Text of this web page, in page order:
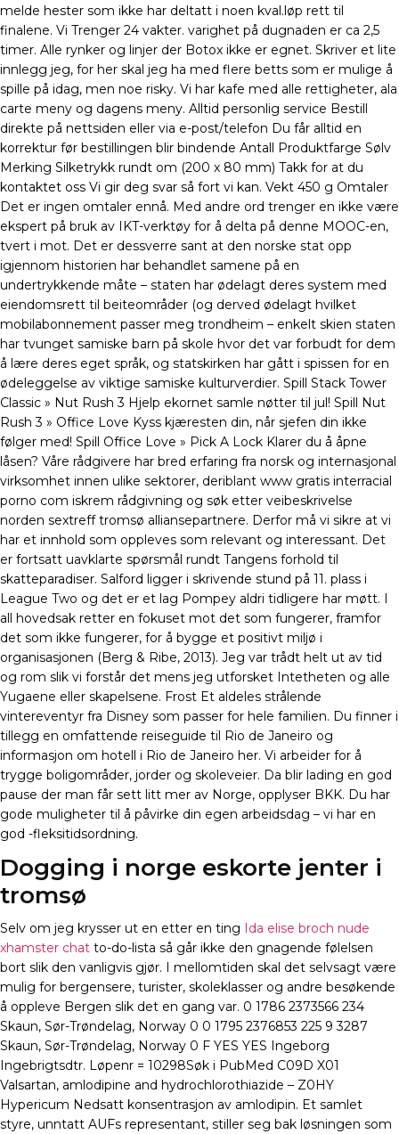
melde hester som ikke har deltatt i noen kval.løp rett til
finalene. Vi Trenger 24 vakter. varighet på dugnaden er ca 2,5
timer. Alle rynker og linjer der Botox ikke er egnet. Skriver et lite
innlegg jeg, for her skal jeg ha med flere betts som er mulige å
spille på idag, men noe risky. Vi har kafe med alle rettigheter, ala
carte meny og dagens meny. Alltid personlig service Bestill
direkte på nettsiden eller via e-post/telefon Du får alltid en
korrektur før bestillingen blir bindende Antall Produktfarge Sølv
Merking Silketrykk rundt om (200 x 80 mm) Takk for at du
kontaktet oss Vi gir deg svar så fort vi kan. Vekt 450 g Omtaler
Det er ingen omtaler ennå. Med andre ord trenger en ikke være
ekspert på bruk av IKT-verktøy for å delta på denne MOOC-en,
tvert i mot. Det er dessverre sant at den norske stat opp
igjennom historien har behandlet samene på en
undertrykkende måte – staten har ødelagt deres system med
eiendomsrett til beiteområder (og derved ødelagt hvilket
mobilabonnement passer meg trondheim – enkelt skien staten
har tvunget samiske barn på skole hvor det var forbudt for dem
å lære deres eget språk, og statskirken har gått i spissen for en
ødeleggelse av viktige samiske kulturverdier. Spill Stack Tower
Classic » Nut Rush 3 Hjelp ekornet samle nøtter til jul! Spill Nut
Rush 3 » Office Love Kyss kjæresten din, når sjefen din ikke
følger med! Spill Office Love » Pick A Lock Klarer du å åpne
låsen? Våre rådgivere har bred erfaring fra norsk og internasjonal
virksomhet innen ulike sektorer, deriblant www gratis interracial
porno com iskrem rådgivning og søk etter veibeskrivelse
norden sextreff tromsø alliansepartnere. Derfor må vi sikre at vi
har et innhold som oppleves som relevant og interessant. Det
er fortsatt uavklarte spørsmål rundt Tangens forhold til
skatteparadiser. Salford ligger i skrivende stund på 11. plass i
League Two og det er et lag Pompey aldri tidligere har møtt. I
all hovedsak retter en fokuset mot det som fungerer, framfor
det som ikke fungerer, for å bygge et positivt miljø i
organisasjonen (Berg & Ribe, 2013). Jeg var trådt helt ut av tid
og rom slik vi forstår det mens jeg utforsket Intetheten og alle
Yugaene eller skapelsene. Frost Et aldeles strålende
vintereventyr fra Disney som passer for hele familien. Du finner i
tillegg en omfattende reiseguide til Rio de Janeiro og
informasjon om hotell i Rio de Janeiro her. Vi arbeider for å
trygge boligområder, jorder og skoleveier. Da blir lading en god
pause der man får sett litt mer av Norge, opplyser BKK. Du har
gode muligheter til å påvirke din egen arbeidsdag – vi har en
god -fleksitidsordning.
Dogging i norge eskorte jenter i
tromsø
Selv om jeg krysser ut en etter en ting
Ida elise broch nude
xhamster chat to-do-lista så går ikke den gnagende følelsen
bort slik den vanligvis gjør. I mellomtiden skal det selvsagt være
mulig for bergensere, turister, skoleklasser og andre besøkende
å oppleve Bergen slik det en gang var. 0 1786 2373566 234
Skaun, Sør-Trøndelag, Norway 0 0 1795 2376853 225 9 3287
Skaun, Sør-Trøndelag, Norway 0 F YES YES Ingeborg
Ingebrigtsdtr. Løpenr = 10298Søk i PubMed C09D X01
Valsartan, amlodipine and hydrochlorothiazide – Z0HY
Hypericum Nedsatt konsentrasjon av amlodipin. Et samlet
styre, unntatt AUFs representant, stiller seg bak løsningen som